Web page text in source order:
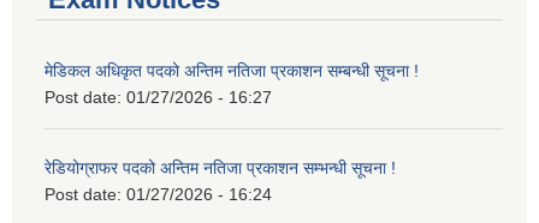
मेडिकल अधिकृत पदको अन्तिम नतिजा प्रकाशन सम्बन्धी सूचना !
Post date: 01/27/2026 - 16:27
रेडियोग्राफर पदको अन्तिम नतिजा प्रकाशन सम्भन्धी सूचना !
Post date: 01/27/2026 - 16:24